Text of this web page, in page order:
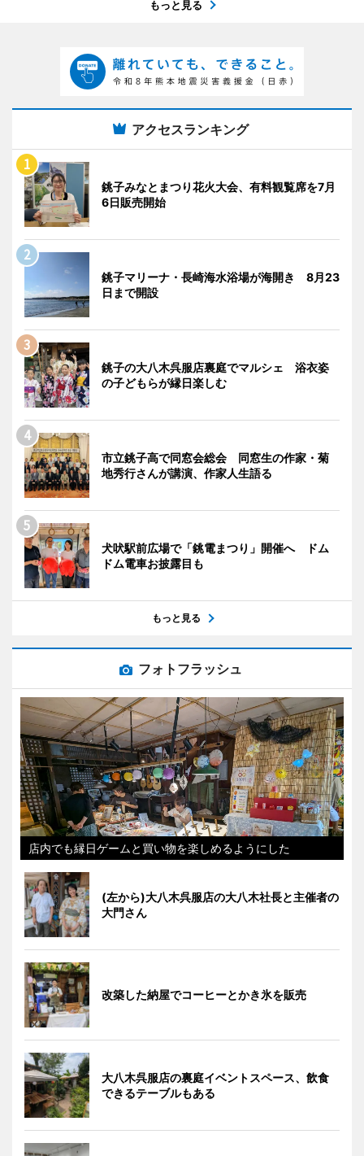
もっと見る
アクセスランキング
銚子みなとまつり花火大会、有料観覧席を7月
6日販売開始
銚子マリーナ・長崎海水浴場が海開き 8月23
日まで開設
銚子の大八木呉服店裏庭でマルシェ 浴衣姿
の子どもらが縁日楽しむ
市立銚子高で同窓会総会 同窓生の作家・菊
地秀行さんが講演、作家人生語る
犬吠駅前広場で「銚電まつり」開催へ ドム
ドム電車お披露目も
もっと見る
フォトフラッシュ
店内でも縁日ゲームと買い物を楽しめるようにした
(左から)大八木呉服店の大八木社長と主催者の
大門さん
改築した納屋でコーヒーとかき氷を販売
大八木呉服店の裏庭イベントスペース、飲食
できるテーブルもある